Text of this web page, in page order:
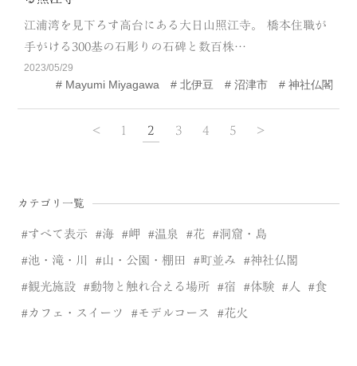
江浦湾を見下ろす高台にある大日山照江寺。 橋本住職が
手がける300基の石彫りの石碑と数百株…
2023/05/29
Mayumi Miyagawa 北伊豆 沼津市 神社仏閣
< 1 2 3 4 5 >
カテゴリ一覧
すべて表示 海 岬 温泉 花 洞窟・島
池・滝・川 山・公園・棚田 町並み 神社仏閣
観光施設 動物と触れ合える場所 宿 体験 人 食
カフェ・スイーツ モデルコース 花火